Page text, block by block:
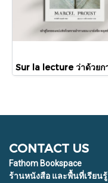
CONTACT US
Fathom Bookspace
ร้านหนังสือ และพื้นที่เรียนรู้